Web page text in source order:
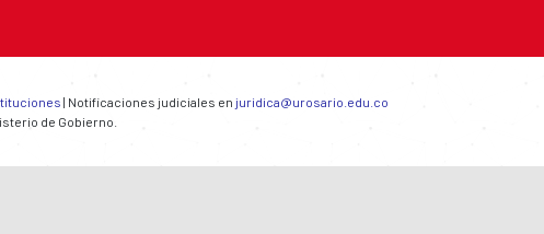
| Notificaciones judiciales en juridica@urosario.edu.co
de Gobierno.